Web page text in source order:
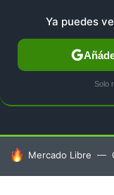
HOY SE HABLA DE
Mercado Libre
Ya puedes
Solo